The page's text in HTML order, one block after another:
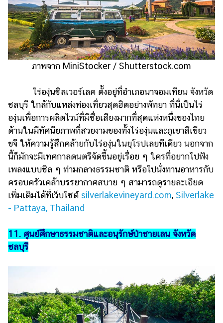
ภาพจาก MiniStocker / Shutterstock.com
ไร่องุ่นซิลเวอร์เลค ตั้งอยู่ที่อำเภอนาจอมเทียน จังหวัด
ชลบุรี ใกล้กับแหล่งท่องเที่ยวสุดฮิตอย่างพัทยา ที่นี่เป็นไร่
องุ่นเพื่อการผลิตไวน์ที่มีชื่อเสียงมากที่สุดแห่งหนึ่งของไทย
ด้านในมีทัศนียภาพที่สวยงามของทั้งไร่องุ่นและภูเขาสีเขียว
ขจี ให้ความรู้สึกคล้ายกับไร่องุ่นในยุโรปเลยทีเดียว นอกจาก
นี้ก็มักจะมีเทศกาลดนตรีจัดขึ้นอยู่เรื่อย ๆ ใครที่อยากไปฟัง
เพลงแบบชิล ๆ ท่ามกลางธรรมชาติ หรือไปนั่งทานอาหารกับ
ครอบครัวเคล้าบรรยากาศสบาย ๆ สามารถดูรายละเอียด
เพิ่มเติมได้ที่เว็บไซต์ silverlakevineyard.com, Silverlake
- Pattaya, Thailand
11. ศูนย์ศึกษาธรรมชาติและอนุรักษ์ป่าชายเลน จังหวัด
ชลบุรี